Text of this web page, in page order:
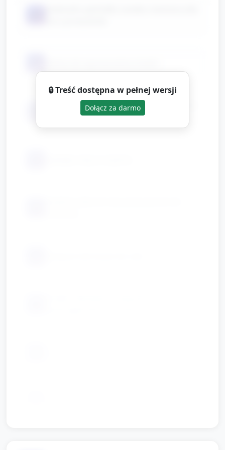
pieczątki piankowe / poduszki z tuszem
lub bezpieczna farba i gąbki
🔒 Treść dostępna w pełnej wersji
Dołącz za darmo